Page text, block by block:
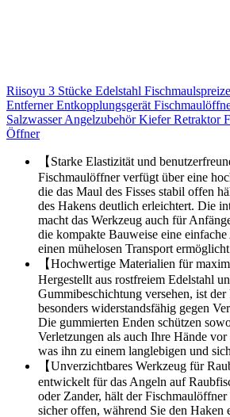
Riisoyu 3 Stücke Edelstahl
Entferner Entkopplungsgerät
Salzwasser Angelzubehör Kiefer Retraktor
Öffner
【Starke Elastizität und
Fischmaulöffner verfügt über eine
die das Maul des Fisses stabil offen
des Hakens deutlich erleichtert. Die
macht das Werkzeug auch für
die kompakte Bauweise eine
einen mühelosen Transport
【Hochwertige Materialien für
Hergestellt aus rostfreiem Edelstahl
Gummibeschichtung versehen, ist
besonders widerstandsfähig gegen
Die gummierten Enden schützen
Verletzungen als auch Ihre Hände vor
was ihn zu einem langlebigen und
【Unverzichtbares Werkzeug für
entwickelt für das Angeln auf
oder Zander, hält der Fischmaulöffner
sicher offen, während Sie den Haken